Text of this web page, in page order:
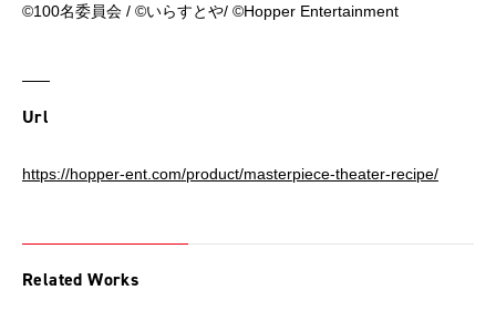
©️100名委員会 / ©️いらすとや/ ©️Hopper Entertainment
Url
https://hopper-ent.com/product/masterpiece-theater-recipe/
Related Works